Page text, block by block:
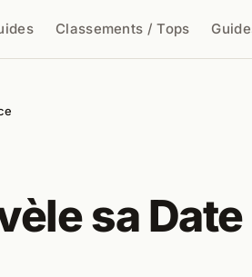
Classements / Tops
sa Date